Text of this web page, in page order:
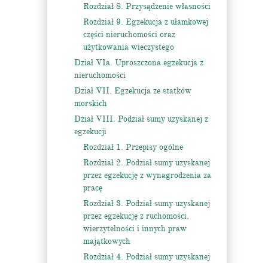
Rozdział 8. Przysądzenie własności
Rozdział 9. Egzekucja z ułamkowej
części nieruchomości oraz
użytkowania wieczystego
Dział VIa. Uproszczona egzekucja z
nieruchomości
Dział VII. Egzekucja ze statków
morskich
Dział VIII. Podział sumy uzyskanej z
egzekucji
Rozdział 1. Przepisy ogólne
Rozdział 2. Podział sumy uzyskanej
przez egzekucję z wynagrodzenia za
pracę
Rozdział 3. Podział sumy uzyskanej
przez egzekucję z ruchomości,
wierzytelności i innych praw
majątkowych
Rozdział 4. Podział sumy uzyskanej